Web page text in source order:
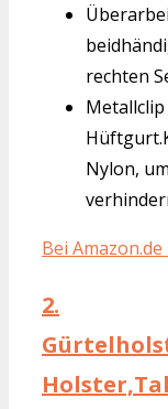
rechten
Nylon,
Bei
2.